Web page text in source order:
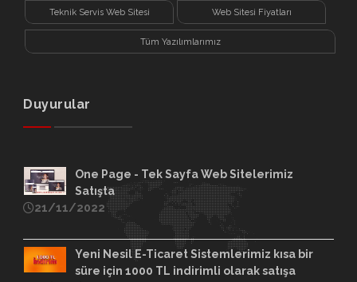
Sitesi
Teknik Servis Web Sitesi Web Sitesi Fiyatları
Tüm Yazılımlarımız
Duyurular
One Page - Tek Sayfa Web Sitelerimiz
Satışta
21/11/2022
Yeni Nesil E-Ticaret Sistemlerimiz kısa bir
süre için 1000 TL indirimli olarak satışa